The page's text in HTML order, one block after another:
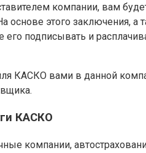
компании, вам
основе этого
его подписывать и
КАСКО вами в данной
КАСКО
компании,